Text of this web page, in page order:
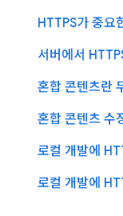
HTTPS가 중요
서버에서
혼합 콘텐츠란
혼합 콘텐츠 수
로컬 개발에
로컬 개발에